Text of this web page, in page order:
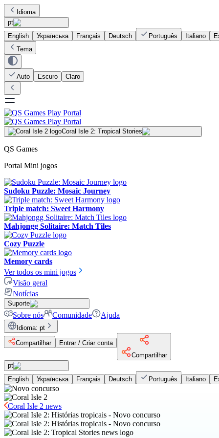
Idioma
pt
English
Українська Français Deutsch Português Italiano
Tema
Auto Escuro Claro
Coral Isle 2: Tropical Stories
QS Games
Portal Mini jogos
Sudoku Puzzle: Mosaic Journey
Triple match: Sweet Harmony
Mahjongg Solitaire: Match Tiles
Cozy Puzzle
Memory cards
Ver todos os mini jogos
Visão geral
Notícias
Suporte
Sobre nós Comunidade Ajuda
Idioma: pt
Compartilhar
Entrar / Criar conta
Compartilhar
pt
English
Українська Français Deutsch Português Italiano
Coral Isle 2 news